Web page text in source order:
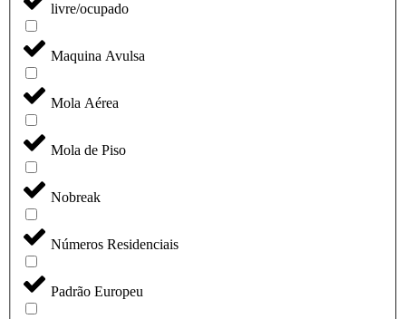
livre/ocupado
Maquina Avulsa
Mola Aérea
Mola de Piso
Nobreak
Números Residenciais
Padrão Europeu